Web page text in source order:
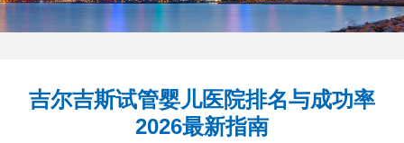
吉尔吉斯试管婴儿医院排名与成功率
2026最新指南